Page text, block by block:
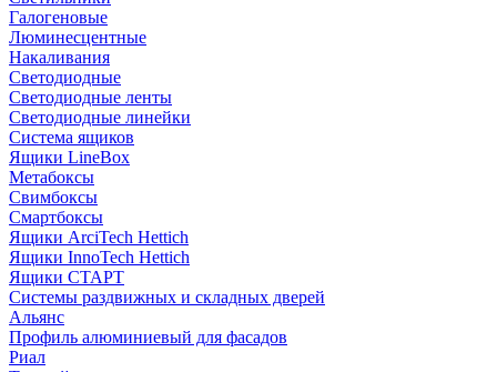
Галогеновые
Люминесцентные
Накаливания
Светодиодные
Светодиодные ленты
Светодиодные линейки
Система ящиков
Ящики LineBox
Метабоксы
Свимбоксы
Смартбоксы
Ящики ArciTech Hettich
Ящики InnoTech Hettich
Ящики СТАРТ
Системы раздвижных и складных дверей
Альянс
Профиль алюминиевый для фасадов
Риал